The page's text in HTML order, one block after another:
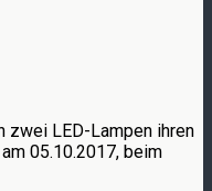
zwei LED-Lampen ihren
05.10.2017, beim